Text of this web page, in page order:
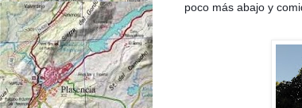
poco más abajo y